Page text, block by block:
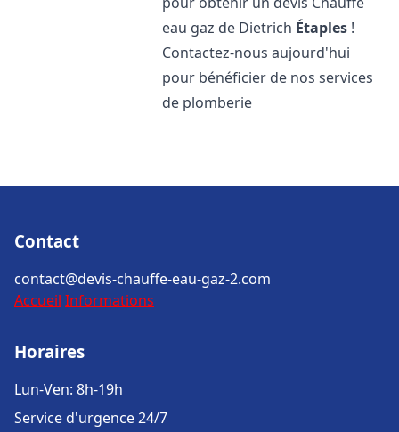
eau gaz de Dietrich Étaples !
Contactez-nous aujourd'hui
pour bénéficier de nos services
de plomberie
Contact
contact@devis-chauffe-eau-gaz-2.com
Accueil Informations
Horaires
Lun-Ven: 8h-19h
Service d'urgence 24/7